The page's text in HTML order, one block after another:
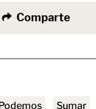
Comparte
Podemos Sumar